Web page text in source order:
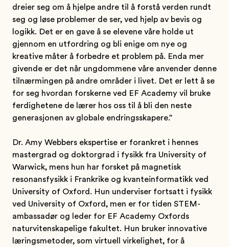
dreier seg om å hjelpe andre til å forstå verden rundt
seg og løse problemer de ser, ved hjelp av bevis og
logikk. Det er en gave å se elevene våre holde ut
gjennom en utfordring og bli enige om nye og
kreative måter å forbedre et problem på. Enda mer
givende er det når ungdommene våre anvender denne
tilnærmingen på andre områder i livet. Det er lett å se
for seg hvordan forskerne ved EF Academy vil bruke
ferdighetene de lærer hos oss til å bli den neste
generasjonen av globale endringsskapere."
Dr. Amy Webbers ekspertise er forankret i hennes
mastergrad og doktorgrad i fysikk fra University of
Warwick, mens hun har forsket på magnetisk
resonansfysikk i Frankrike og kvanteinformatikk ved
University of Oxford. Hun underviser fortsatt i fysikk
ved University of Oxford, men er for tiden STEM-
ambassadør og leder for EF Academy Oxfords
naturvitenskapelige fakultet. Hun bruker innovative
læringsmetoder, som virtuell virkelighet, for å